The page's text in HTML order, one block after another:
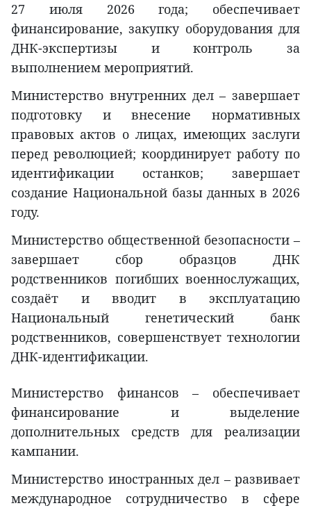
27 июля 2026 года; обеспечивает
финансирование, закупку оборудования для
ДНК-экспертизы и контроль за
выполнением мероприятий.
Министерство внутренних дел – завершает
подготовку и внесение нормативных
правовых актов о лицах, имеющих заслуги
перед революцией; координирует работу по
идентификации останков; завершает
создание Национальной базы данных в 2026
году.
Министерство общественной безопасности –
завершает сбор образцов ДНК
родственников погибших военнослужащих,
создаёт и вводит в эксплуатацию
Национальный генетический банк
родственников, совершенствует технологии
ДНК-идентификации.
Министерство финансов – обеспечивает
финансирование и выделение
дополнительных средств для реализации
кампании.
Министерство иностранных дел – развивает
международное сотрудничество в сфере